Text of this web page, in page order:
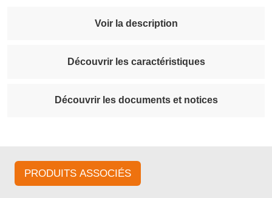
Voir la description
Découvrir les caractéristiques
Découvrir les documents et notices
PRODUITS ASSOCIÉS